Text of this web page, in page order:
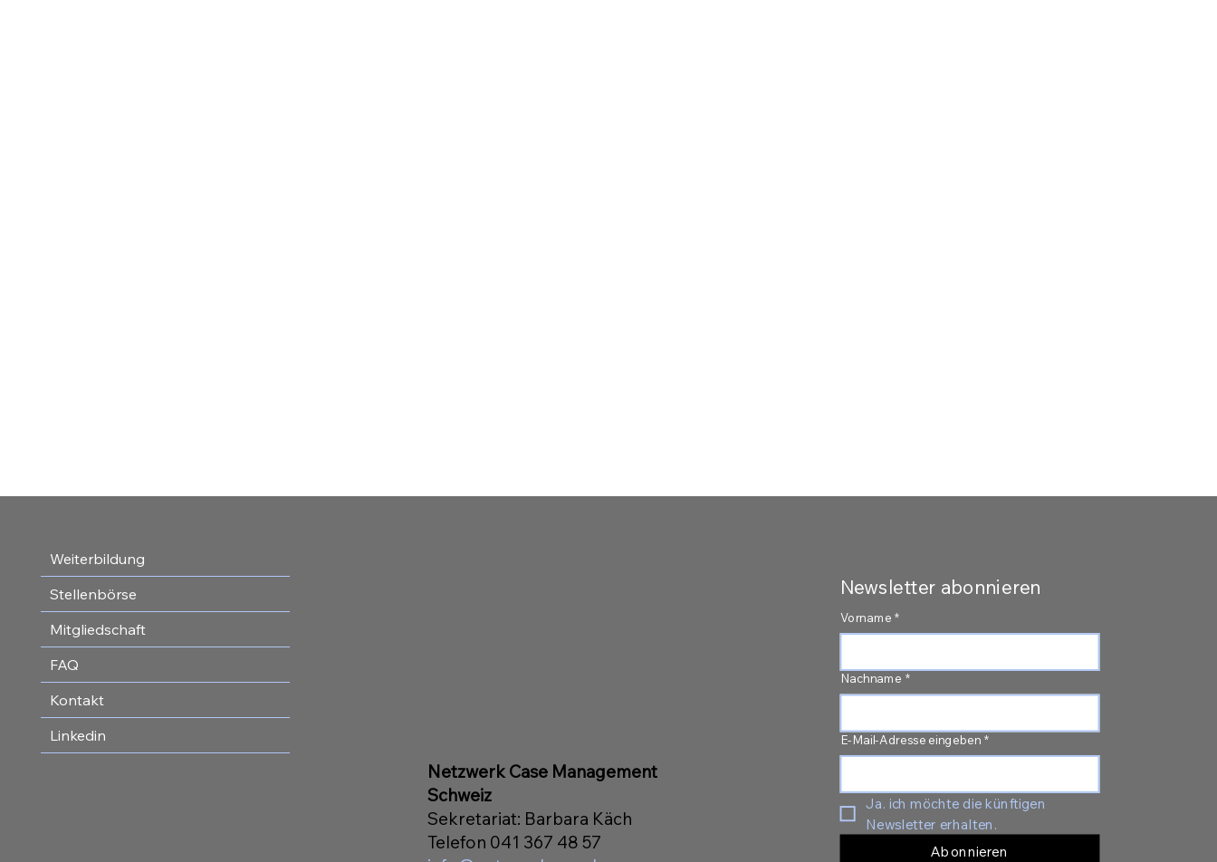
Newsletter abonnieren
Vorname *
Nachname *
E-Mail-Adresse eingeben *
Ja. ich möchte die künftigen
Newsletter erhalten.
Abonnieren
Netzwerk Case Management
Schweiz
Sekretariat: Barbara Käch
Telefon 041 367 48 57
Weiterbildung
Stellenbörse
Mitgliedschaft
FAQ
Kontakt
Linkedin